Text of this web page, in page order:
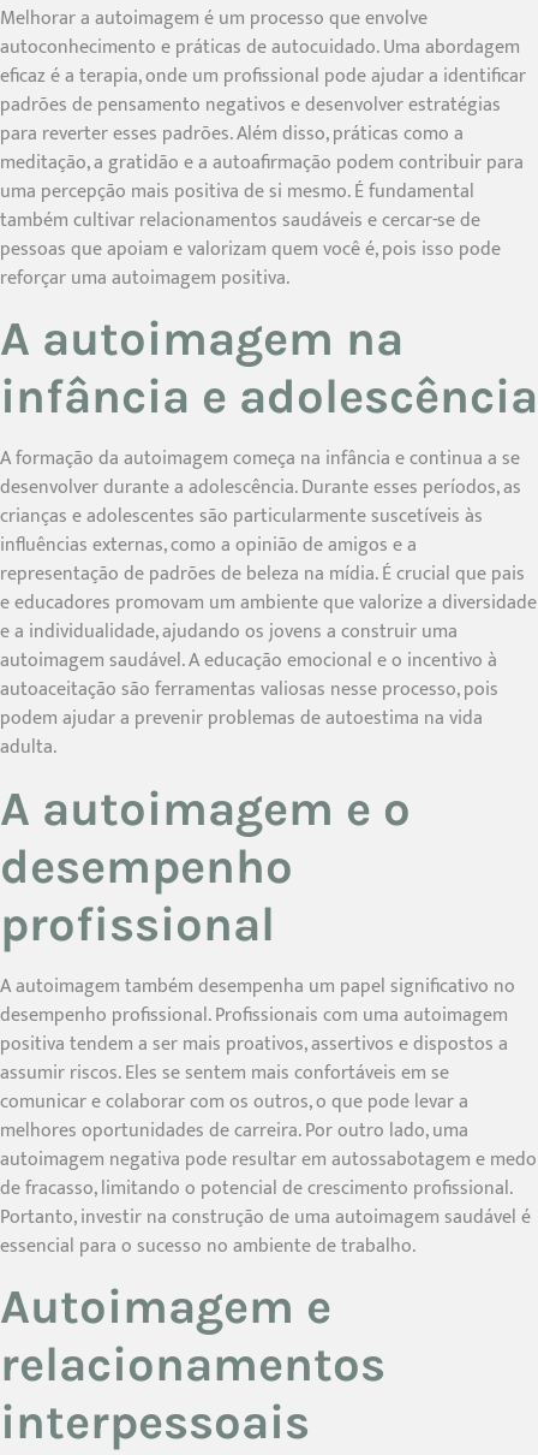
Melhorar a autoimagem é um processo que envolve
autoconhecimento e práticas de autocuidado. Uma abordagem
eficaz é a terapia, onde um profissional pode ajudar a identificar
padrões de pensamento negativos e desenvolver estratégias
para reverter esses padrões. Além disso, práticas como a
meditação, a gratidão e a autoafirmação podem contribuir para
uma percepção mais positiva de si mesmo. É fundamental
também cultivar relacionamentos saudáveis e cercar-se de
pessoas que apoiam e valorizam quem você é, pois isso pode
reforçar uma autoimagem positiva.
A autoimagem na
infância e adolescência
A formação da autoimagem começa na infância e continua a se
desenvolver durante a adolescência. Durante esses períodos, as
crianças e adolescentes são particularmente suscetíveis às
influências externas, como a opinião de amigos e a
representação de padrões de beleza na mídia. É crucial que pais
e educadores promovam um ambiente que valorize a diversidade
e a individualidade, ajudando os jovens a construir uma
autoimagem saudável. A educação emocional e o incentivo à
autoaceitação são ferramentas valiosas nesse processo, pois
podem ajudar a prevenir problemas de autoestima na vida
adulta.
A autoimagem e o
desempenho
profissional
A autoimagem também desempenha um papel significativo no
desempenho profissional. Profissionais com uma autoimagem
positiva tendem a ser mais proativos, assertivos e dispostos a
assumir riscos. Eles se sentem mais confortáveis em se
comunicar e colaborar com os outros, o que pode levar a
melhores oportunidades de carreira. Por outro lado, uma
autoimagem negativa pode resultar em autossabotagem e medo
de fracasso, limitando o potencial de crescimento profissional.
Portanto, investir na construção de uma autoimagem saudável é
essencial para o sucesso no ambiente de trabalho.
Autoimagem e
relacionamentos
interpessoais